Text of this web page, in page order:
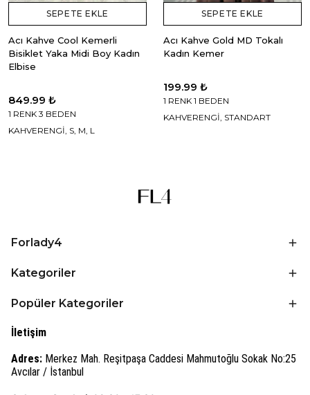
SEPETE EKLE
Acı Kahve Cool Kemerli
Bisiklet Yaka Midi Boy Kadın
Elbise
849.99 ₺
1 RENK 3 BEDEN
KAHVERENGİ, S, M, L
SEPETE EKLE
Acı Kahve Gold MD Tokalı
Kadın Kemer
199.99 ₺
1 RENK 1 BEDEN
KAHVERENGİ, STANDART
Forlady4
Kategoriler
Popüler Kategoriler
İletişim
Adres: Merkez Mah. Reşitpaşa Caddesi Mahmutoğlu Sokak No:25
Avcılar / İstanbul